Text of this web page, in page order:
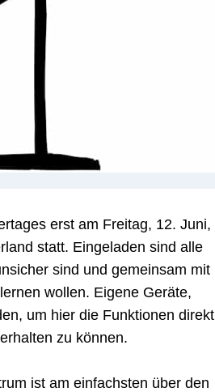
erst am Freitag, 12. Juni,
statt. Eingeladen sind alle
sind und gemeinsam mit
wollen. Eigene Geräte,
um hier die Funktionen direkt
zu können.
ist am einfachsten über den